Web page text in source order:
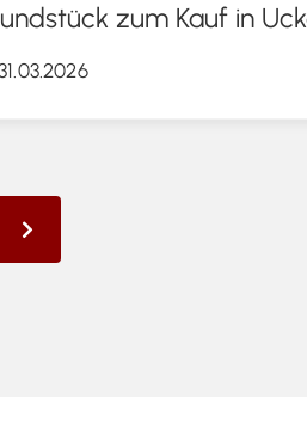
zum Kauf in